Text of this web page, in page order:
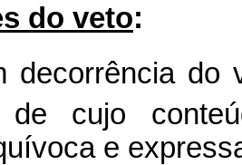
do veto:
decorrência do
cujo
e